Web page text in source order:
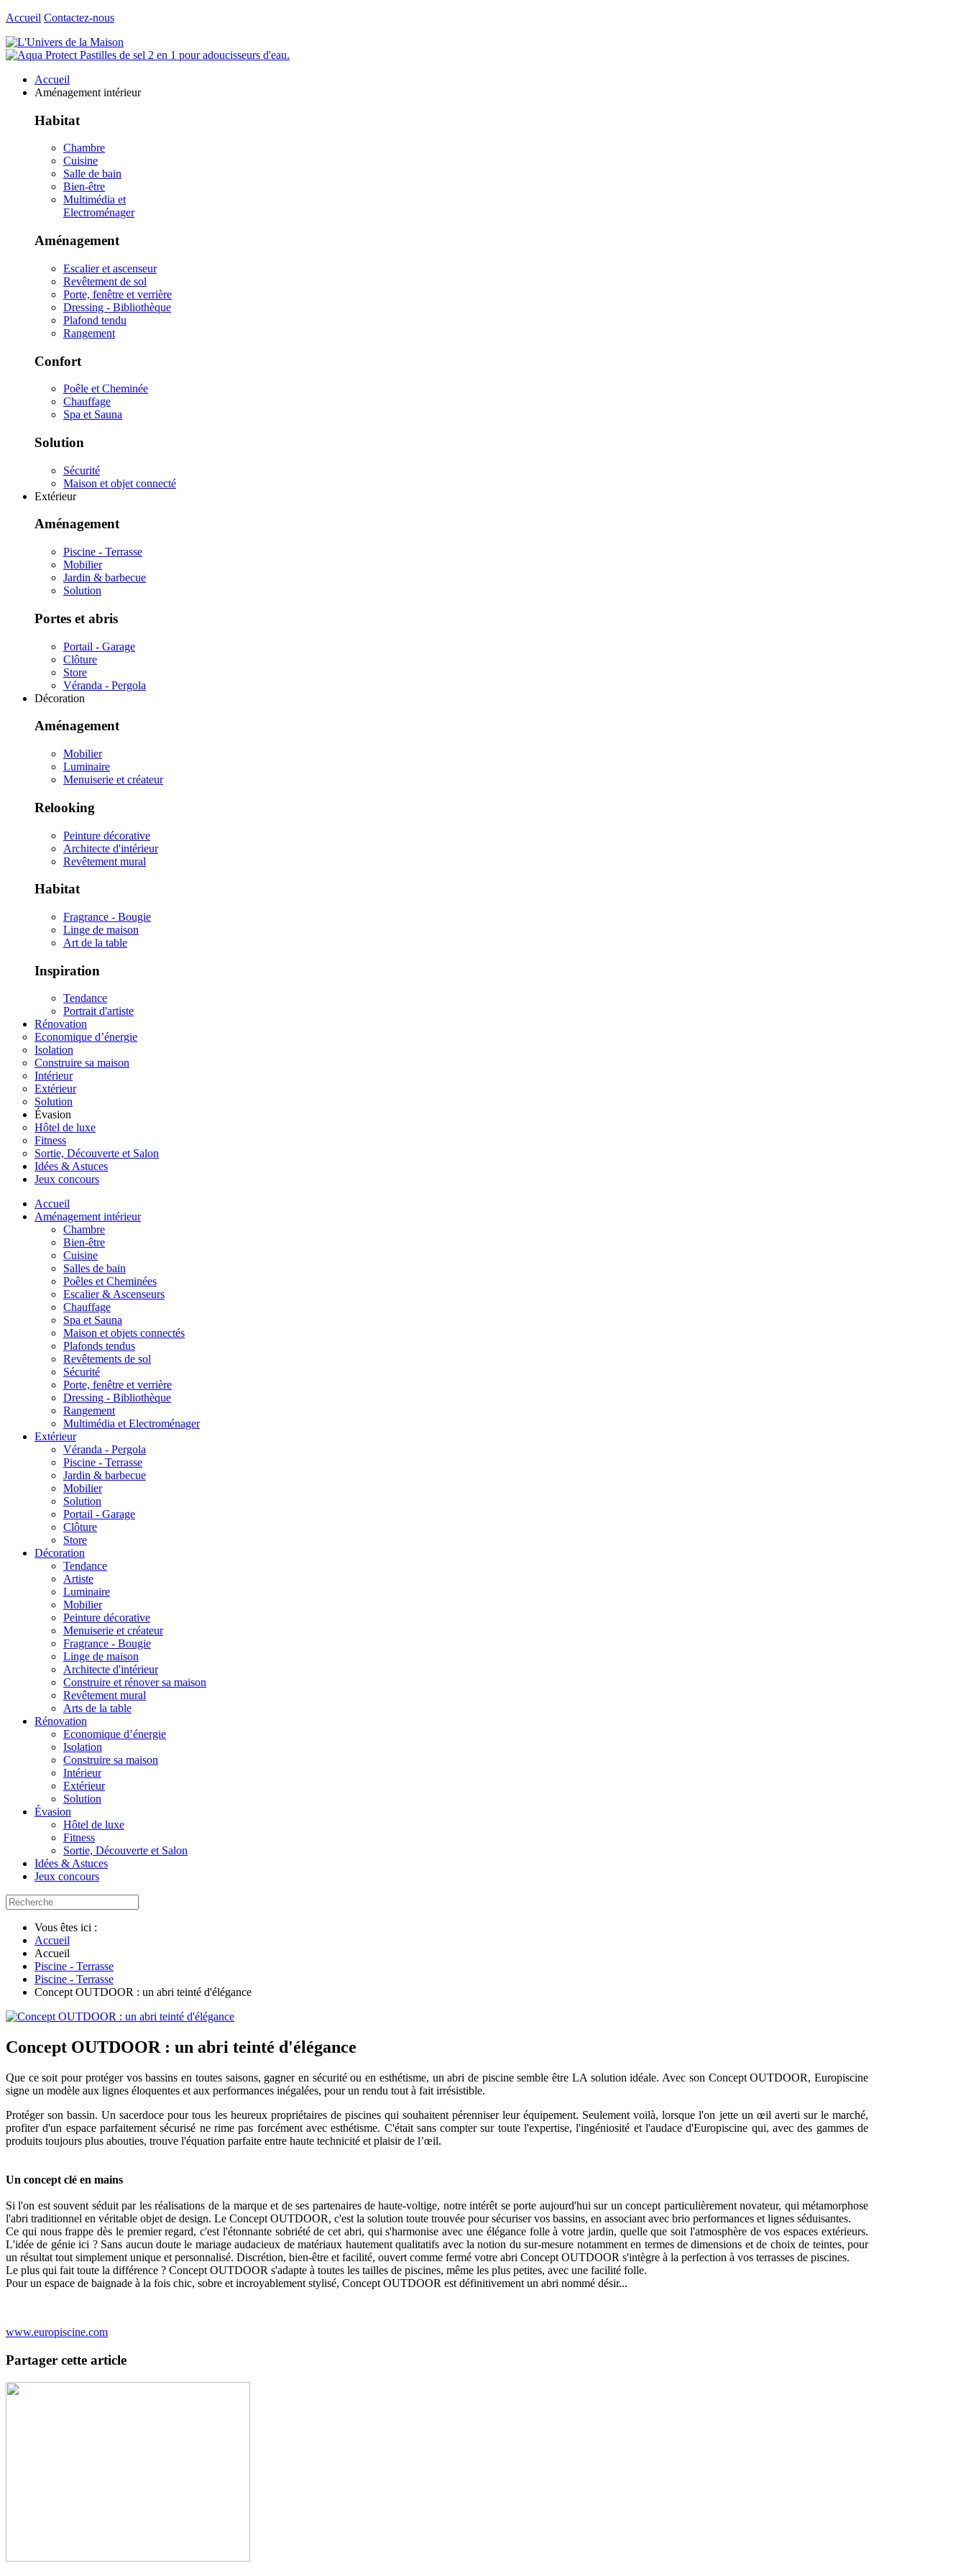
Accueil Contactez-nous
Accueil
Aménagement intérieur
Habitat
Chambre
Cuisine
Salle de bain
Bien-être
Multimédia et
Electroménager
Aménagement
Escalier et ascenseur
Revêtement de sol
Porte, fenêtre et verrière
Dressing - Bibliothèque
Plafond tendu
Rangement
Confort
Poêle et Cheminée
Chauffage
Spa et Sauna
Solution
Sécurité
Maison et objet connecté
Extérieur
Aménagement
Piscine - Terrasse
Mobilier
Jardin & barbecue
Solution
Portes et abris
Portail - Garage
Clôture
Store
Véranda - Pergola
Décoration
Aménagement
Mobilier
Luminaire
Menuiserie et créateur
Relooking
Peinture décorative
Architecte d'intérieur
Revêtement mural
Habitat
Fragrance - Bougie
Linge de maison
Art de la table
Inspiration
Tendance
Portrait d'artiste
Rénovation
Economique d’énergie
Isolation
Construire sa maison
Intérieur
Extérieur
Solution
Évasion
Hôtel de luxe
Fitness
Sortie, Découverte et Salon
Idées & Astuces
Jeux concours
Accueil
Aménagement intérieur
Chambre
Bien-être
Cuisine
Salles de bain
Poêles et Cheminées
Escalier & Ascenseurs
Chauffage
Spa et Sauna
Maison et objets connectés
Plafonds tendus
Revêtements de sol
Sécurité
Porte, fenêtre et verrière
Dressing - Bibliothèque
Rangement
Multimédia et Electroménager
Extérieur
Véranda - Pergola
Piscine - Terrasse
Jardin & barbecue
Mobilier
Solution
Portail - Garage
Clôture
Store
Décoration
Tendance
Artiste
Luminaire
Mobilier
Peinture décorative
Menuiserie et créateur
Fragrance - Bougie
Linge de maison
Architecte d'intérieur
Construire et rénover sa maison
Revêtement mural
Arts de la table
Rénovation
Economique d’énergie
Isolation
Construire sa maison
Intérieur
Extérieur
Solution
Évasion
Hôtel de luxe
Fitness
Sortie, Découverte et Salon
Idées & Astuces
Jeux concours
Vous êtes ici :
Accueil
Accueil
Piscine - Terrasse
Piscine - Terrasse
Concept OUTDOOR : un abri teinté d'élégance
Concept OUTDOOR : un abri teinté d'élégance
Que ce soit pour protéger vos bassins en toutes saisons, gagner en sécurité ou en esthétisme, un abri de piscine semble être LA solution idéale. Avec son Concept OUTDOOR, Europiscine
signe un modèle aux lignes éloquentes et aux performances inégalées, pour un rendu tout à fait irrésistible.
Protéger son bassin. Un sacerdoce pour tous les heureux propriétaires de piscines qui souhaitent pérenniser leur équipement. Seulement voilà, lorsque l'on jette un œil averti sur le marché,
profiter d'un espace parfaitement sécurisé ne rime pas forcément avec esthétisme. C'était sans compter sur toute l'expertise, l'ingéniosité et l'audace d'Europiscine qui, avec des gammes de
produits toujours plus abouties, trouve l'équation parfaite entre haute technicité et plaisir de l’œil.
Un concept clé en mains
Si l'on est souvent séduit par les réalisations de la marque et de ses partenaires de haute-voltige, notre intérêt se porte aujourd'hui sur un concept particulièrement novateur, qui métamorphose
l'abri traditionnel en véritable objet de design. Le Concept OUTDOOR, c'est la solution toute trouvée pour sécuriser vos bassins, en associant avec brio performances et lignes séduisantes.
Ce qui nous frappe dès le premier regard, c'est l'étonnante sobriété de cet abri, qui s'harmonise avec une élégance folle à votre jardin, quelle que soit l'atmosphère de vos espaces extérieurs.
L'idée de génie ici ? Sans aucun doute le mariage audacieux de matériaux hautement qualitatifs avec la notion du sur-mesure notamment en termes de dimensions et de choix de teintes, pour
un résultat tout simplement unique et personnalisé. Discrétion, bien-être et facilité, ouvert comme fermé votre abri Concept OUTDOOR s'intègre à la perfection à vos terrasses de piscines.
Le plus qui fait toute la différence ? Concept OUTDOOR s'adapte à toutes les tailles de piscines, même les plus petites, avec une facilité folle.
Pour un espace de baignade à la fois chic, sobre et incroyablement stylisé, Concept OUTDOOR est définitivement un abri nommé désir...
www.europiscine.com
Partager cette article